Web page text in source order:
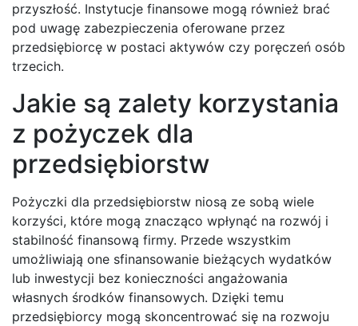
przyszłość. Instytucje finansowe mogą również brać
pod uwagę zabezpieczenia oferowane przez
przedsiębiorcę w postaci aktywów czy poręczeń osób
trzecich.
Jakie są zalety korzystania
z pożyczek dla
przedsiębiorstw
Pożyczki dla przedsiębiorstw niosą ze sobą wiele
korzyści, które mogą znacząco wpłynąć na rozwój i
stabilność finansową firmy. Przede wszystkim
umożliwiają one sfinansowanie bieżących wydatków
lub inwestycji bez konieczności angażowania
własnych środków finansowych. Dzięki temu
przedsiębiorcy mogą skoncentrować się na rozwoju